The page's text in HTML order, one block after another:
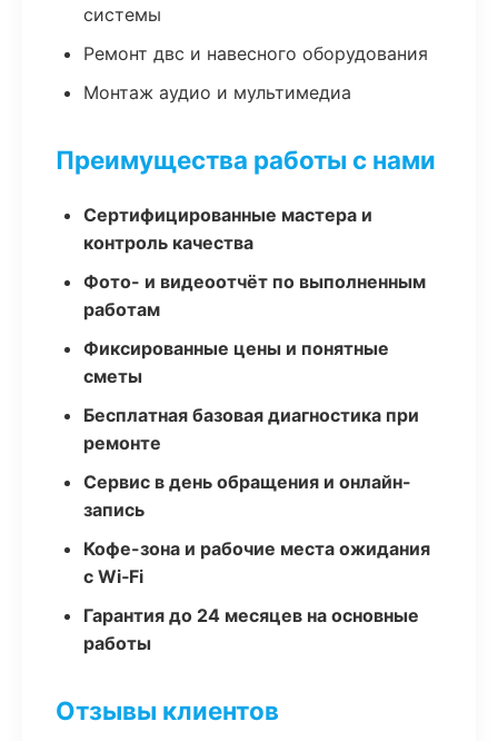
системы
Ремонт двс и навесного оборудования
Монтаж аудио и мультимедиа
Преимущества работы с нами
Сертифицированные мастера и
контроль качества
Фото- и видеоотчёт по выполненным
работам
Фиксированные цены и понятные
сметы
Бесплатная базовая диагностика при
ремонте
Сервис в день обращения и онлайн-
запись
Кофе-зона и рабочие места ожидания
с Wi‑Fi
Гарантия до 24 месяцев на основные
работы
Отзывы клиентов